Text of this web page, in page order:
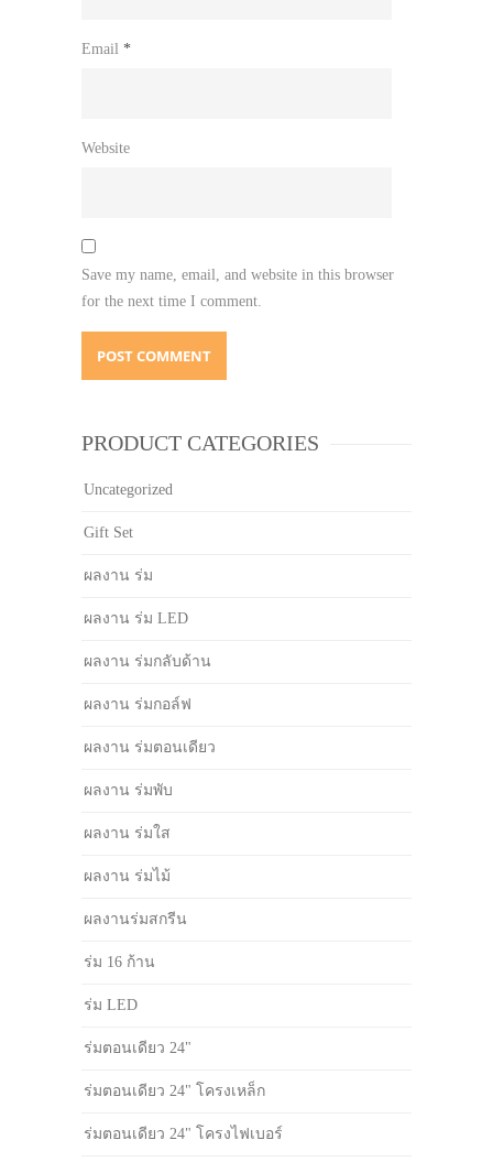
Email *
Website
Save my name, email, and website in this browser
for the next time I comment.
PRODUCT CATEGORIES
Uncategorized
Gift Set
ผลงาน ร่ม
ผลงาน ร่ม LED
ผลงาน ร่มกลับด้าน
ผลงาน ร่มกอล์ฟ
ผลงาน ร่มตอนเดียว
ผลงาน ร่มพับ
ผลงาน ร่มใส
ผลงาน ร่มไม้
ผลงานร่มสกรีน
ร่ม 16 ก้าน
ร่ม LED
ร่มตอนเดียว 24"
ร่มตอนเดียว 24" โครงเหล็ก
ร่มตอนเดียว 24" โครงไฟเบอร์